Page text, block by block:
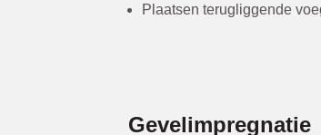
Plaatsen terugliggende
Gevelimpregnatie